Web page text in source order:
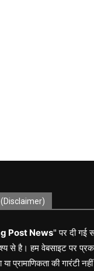
Post News" पर दी गई
से है। हम वेबसाइट पर
या प्रामाणिकता की गारंटी